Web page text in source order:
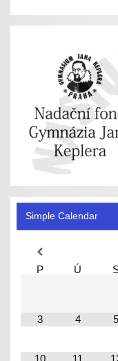
Simple Calendar
P
Ú
3 4 5